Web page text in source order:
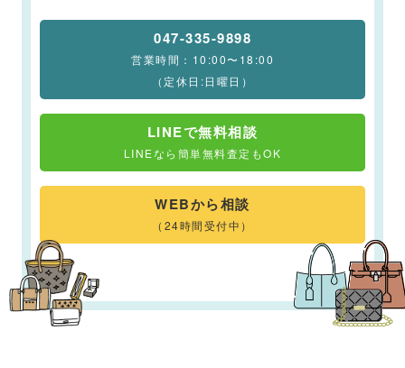
047-335-9898
営業時間：10:00〜18:00
（定休日:日曜日）
LINEで無料相談
LINEなら簡単無料査定もOK
WEBから相談
（24時間受付中）